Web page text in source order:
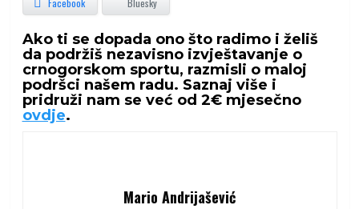
Facebook Bluesky
Ako ti se dopada ono što radimo i želiš
da podržiš nezavisno izvještavanje o
crnogorskom sportu, razmisli o maloj
podršci našem radu. Saznaj više i
pridruži nam se već od 2€ mjesečno
ovdje.
Mario Andrijašević